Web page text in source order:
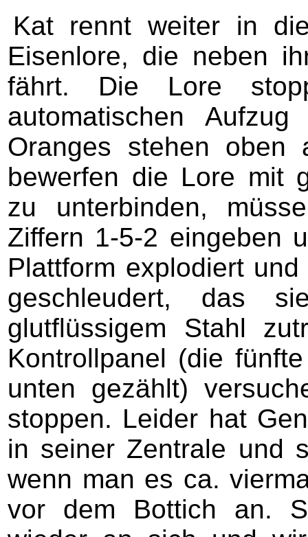
Kat rennt weiter in
Eisenlore, die neben
fährt. Die Lore
automatischen
Oranges stehen oben
bewerfen die Lore mit
zu unterbinden,
Ziffern 1-5-2 eingeben
Plattform explodiert
geschleudert, das
glutflüssigem Stahl
Kontrollpanel (die
unten gezählt)
stoppen. Leider hat
in seiner Zentrale und
wenn man es ca.
vor dem Bottich an.